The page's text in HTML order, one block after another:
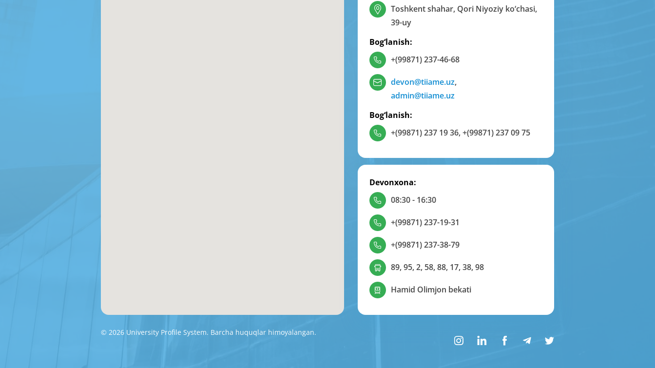
Toshkent shahar, Qori Niyoziy ko‘chasi,
39-uy
Bog‘lanish:
+(99871) 237-46-68
devon@tiiame.uz,
admin@tiiame.uz
Bog‘lanish:
+(99871) 237 19 36,+(99871) 237 09 75
Devonxona:
08:30 - 16:30
+(99871) 237-19-31
+(99871) 237-38-79
89, 95, 2, 58, 88, 17, 38, 98
Hamid Olimjon bekati
© 2026 University Profile System. Barcha huquqlar himoyalangan.